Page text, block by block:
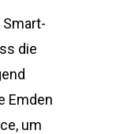
Smart-
die
Emden
um